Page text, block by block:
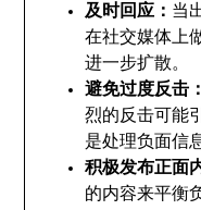
及时回应： 当
在社交媒体上
进一步扩散。
避免过度反击：
烈的反击可能
是处理负面信
积极发布正面
的内容来平衡